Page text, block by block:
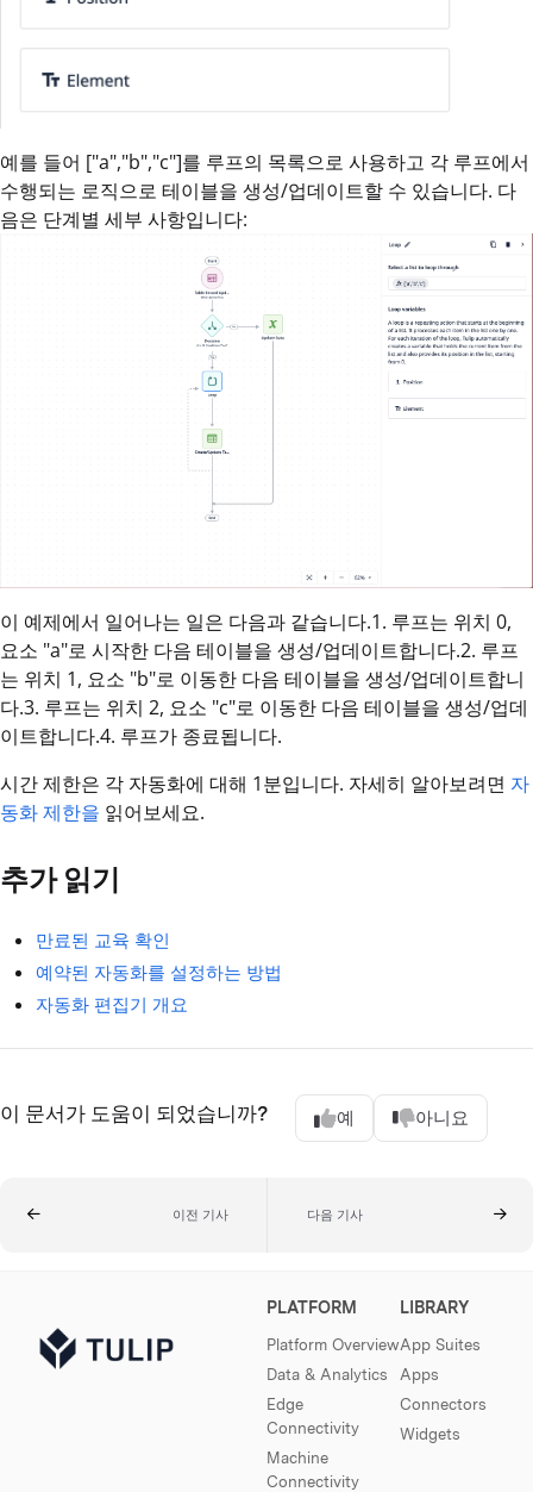
예를 들어 ["a","b","c"]를 루프의 목록으로 사용하고 각 루프에서
수행되는 로직으로 테이블을 생성/업데이트할 수 있습니다. 다
음은 단계별 세부 사항입니다:
이 예제에서 일어나는 일은 다음과 같습니다.1. 루프는 위치 0,
요소 "a"로 시작한 다음 테이블을 생성/업데이트합니다.2. 루프
는 위치 1, 요소 "b"로 이동한 다음 테이블을 생성/업데이트합니
다.3. 루프는 위치 2, 요소 "c"로 이동한 다음 테이블을 생성/업데
이트합니다.4. 루프가 종료됩니다.
시간 제한은 각 자동화에 대해 1분입니다. 자세히 알아보려면 자
동화 제한을 읽어보세요.
추가 읽기
만료된 교육 확인
예약된 자동화를 설정하는 방법
자동화 편집기 개요
이 문서가 도움이 되었습니까? 예 아니요
이전 기사 다음 기사
PLATFORM
Platform Overview
Data & Analytics
Edge
Connectivity
Machine
Connectivity
LIBRARY
App Suites
Apps
Connectors
Widgets